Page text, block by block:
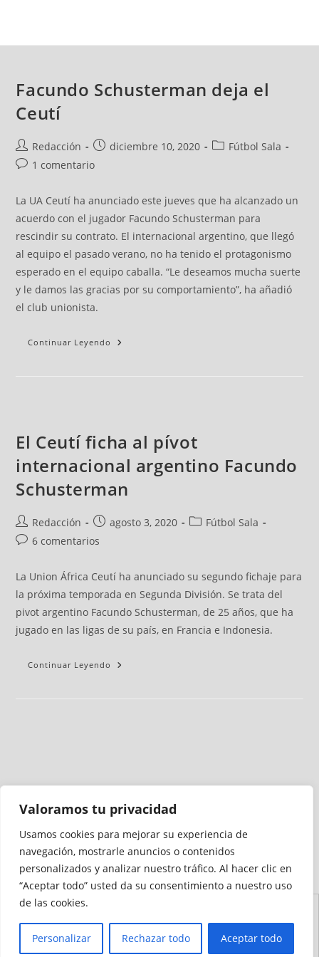
Valoramos tu privacidad
Usamos cookies para mejorar su experiencia de
navegación, mostrarle anuncios o contenidos
personalizados y analizar nuestro tráfico. Al hacer clic en
“Aceptar todo” usted da su consentimiento a nuestro uso
de las cookies.
Personalizar Rechazar todo Aceptar todo
Facundo Schusterman deja el
Ceutí
Redacción diciembre 10, 2020
Fútbol Sala
1 comentario
La UA Ceutí ha anunciado este jueves que ha alcanzado un
acuerdo con el jugador Facundo Schusterman para
rescindir su contrato. El internacional argentino, que llegó
al equipo el pasado verano, no ha tenido el protagonismo
esperado en el equipo caballa. “Le deseamos mucha suerte
y le damos las gracias por su comportamiento”, ha añadió
el club unionista.
Continuar Leyendo
El Ceutí ficha al pívot
internacional argentino Facundo
Schusterman
Redacción agosto 3, 2020
Fútbol Sala
6 comentarios
La Union África Ceutí ha anunciado su segundo fichaje para
la próxima temporada en Segunda División. Se trata del
pivot argentino Facundo Schusterman, de 25 años, que ha
jugado en las ligas de su país, en Francia e Indonesia.
Continuar Leyendo
Medio auditado por
Accesibilidad
Sitio
Cookies
Privacidad